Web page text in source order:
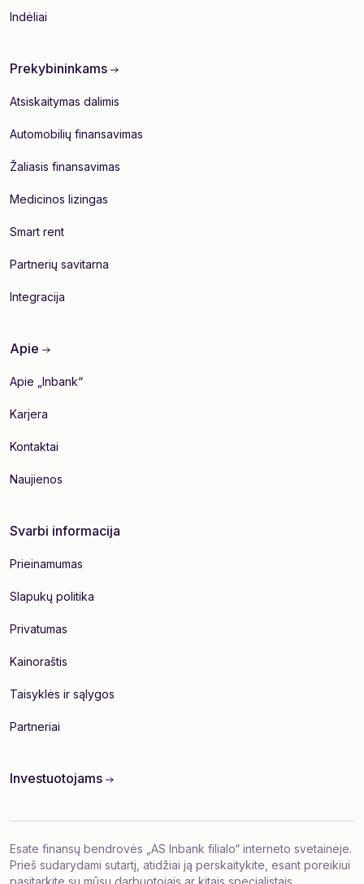
Indėliai
Prekybininkams
Atsiskaitymas dalimis
Automobilių finansavimas
Žaliasis finansavimas
Medicinos lizingas
Smart rent
Partnerių savitarna
Integracija
Apie
Apie „Inbank“
Karjera
Kontaktai
Naujienos
Svarbi informacija
Prieinamumas
Slapukų politika
Privatumas
Kainoraštis
Taisyklės ir sąlygos
Partneriai
Investuotojams
Esate finansų bendrovės „AS Inbank filialo“ interneto svetainėje.
Prieš sudarydami sutartį, atidžiai ją perskaitykite, esant poreikiui